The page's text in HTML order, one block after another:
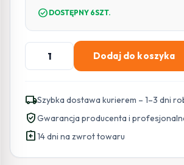
check_circle DOSTĘPNY 6SZT.
ilość
SATEL
ZEW.
SYGNALIZATOR
MSP-
300
Dodaj do koszyka
local_shippingSzybka dostawa kurierem – 1–3 dni
verified_userGwarancja producenta i
assignment_return14 dni na zwrot towaru